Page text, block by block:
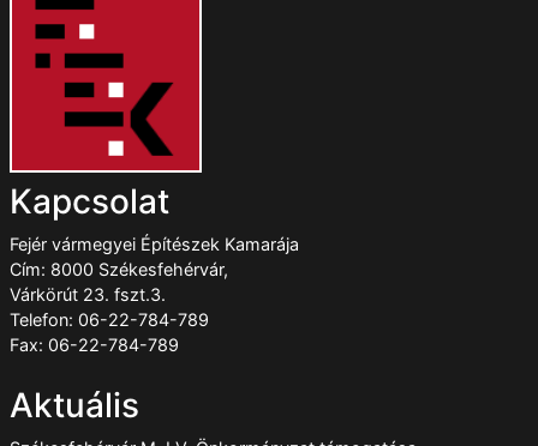
Kapcsolat
Fejér vármegyei Építészek Kamarája
Cím: 8000 Székesfehérvár,
Várkörút 23. fszt.3.
Telefon: 06-22-784-789
Fax: 06-22-784-789
Aktuális